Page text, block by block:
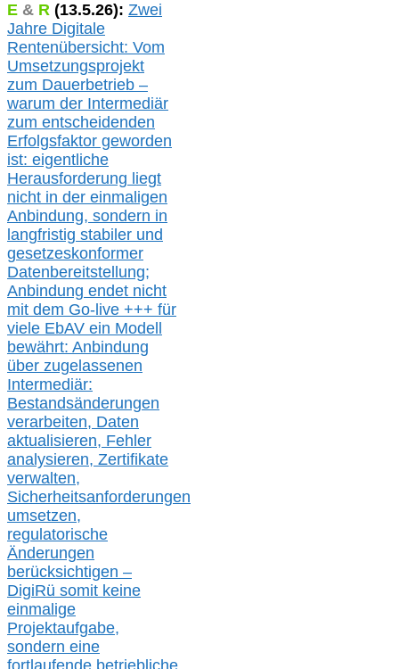
E & R (13.5.26): Zwei
Jahre Digitale
Rentenübersicht: Vom
Umsetzungsprojekt
zum Dauerbetrieb –
warum der Intermediär
zum entscheidenden
Erfolgsfaktor geworden
ist: eigentliche
Herausforderung liegt
nicht in der einmaligen
Anbindung, sondern in
langfristig stabiler und
gesetzeskonformer
Datenbereitstellung;
Anbindung endet nicht
mit dem Go-live +++ für
viele EbAV ein Modell
bewährt: Anbindung
über zugelassenen
Intermediär:
Bestandsänderungen
verarbeiten, Daten
aktualisieren, Fehler
analysieren, Zertifikate
verwalten,
Sicherheitsanforderungen
umsetzen,
regulatorische
Änderungen
berücksichtigen –
DigiRü somit keine
einmalige
Projektaufgabe,
sondern eine